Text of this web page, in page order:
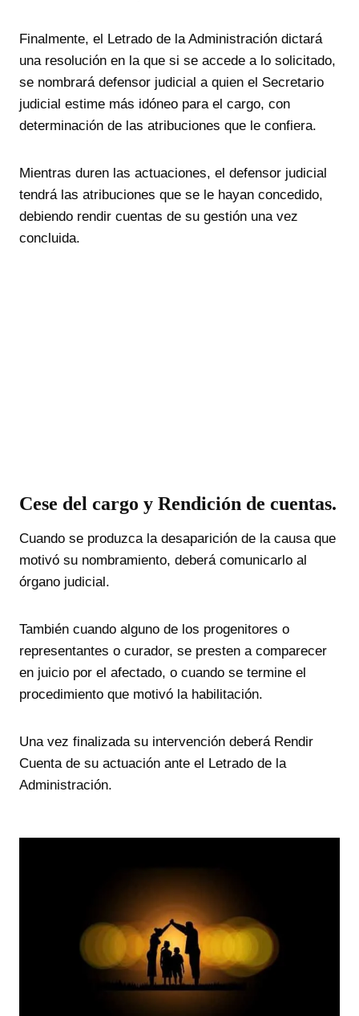
Finalmente, el Letrado de la Administración dictará
una resolución en la que si se accede a lo solicitado,
se nombrará defensor judicial a quien el Secretario
judicial estime más idóneo para el cargo, con
determinación de las atribuciones que le confiera.
Mientras duren las actuaciones, el defensor judicial
tendrá las atribuciones que se le hayan concedido,
debiendo rendir cuentas de su gestión una vez
concluida.
Cese del cargo y Rendición de cuentas.
Cuando se produzca la desaparición de la causa que
motivó su nombramiento, deberá comunicarlo al
órgano judicial.
También cuando alguno de los progenitores o
representantes o curador, se presten a comparecer
en juicio por el afectado, o cuando se termine el
procedimiento que motivó la habilitación.
Una vez finalizada su intervención deberá Rendir
Cuenta de su actuación ante el Letrado de la
Administración.